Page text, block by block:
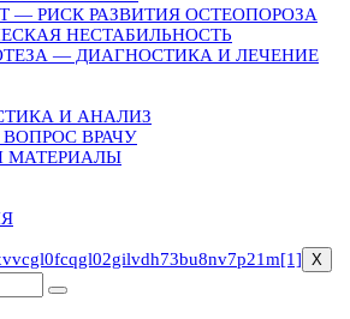
— РИСК РАЗВИТИЯ ОСТЕОПОРОЗА
НЕСТАБИЛЬНОСТЬ
— ДИАГНОСТИКА И ЛЕЧЕНИЕ
И АНАЛИЗ
ВРАЧУ
МАТЕРИАЛЫ
X